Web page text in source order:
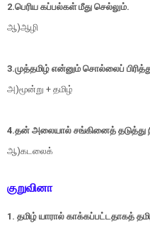
2.பெரிய கப்பல்கள் மீது செல்லும்.
ஆ)ஆழி
3.முத்தமிழ் என்னும் சொல்லைப்
அ)மூன்று + தமிழ்
4.தன் அலையால் சங்கினைத் தடுத்து
ஆ)கடலைக்
குறுவினா
1. தமிழ் யாரால் காக்கப்பட்டதாகத்